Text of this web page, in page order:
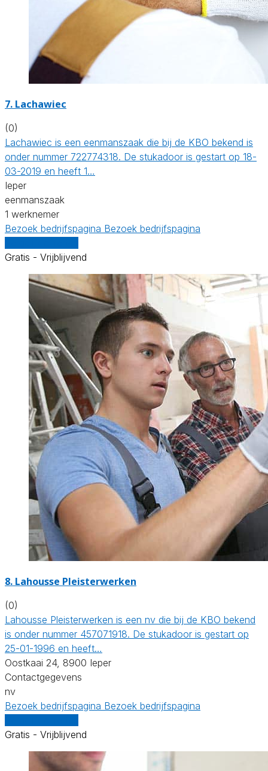
7. Lachawiec
(0)
Lachawiec is een eenmanszaak die bij de KBO bekend is
onder nummer 722774318. De stukadoor is gestart op 18-
03-2019 en heeft 1…
Ieper
eenmanszaak
1 werknemer
Bezoek bedrijfspagina Bezoek bedrijfspagina
Gratis - Vrijblijvend
8. Lahousse Pleisterwerken
(0)
Lahousse Pleisterwerken is een nv die bij de KBO bekend
is onder nummer 457071918. De stukadoor is gestart op
25-01-1996 en heeft…
Oostkaai 24, 8900 Ieper
Contactgegevens
nv
Bezoek bedrijfspagina Bezoek bedrijfspagina
Gratis - Vrijblijvend